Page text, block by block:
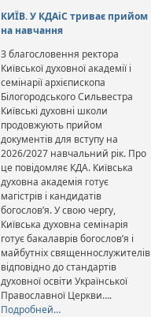
КИЇВ. У КДАіС триває прийом
на навчання
З благословення ректора
Київської духовної академії і
семінарії архієпископа
Білогородського Сильвестра
Київські духовні школи
продовжують прийом
документів для вступу на
2026/2027 навчальний рік. Про
це повідомляє КДА. Київська
духовна академія готує
магістрів і кандидатів
богослов’я. У свою чергу,
Київська духовна семінарія
готує бакалаврів богослов’я і
майбутніх священнослужителів
відповідно до стандартів
духовної освіти Української
Православної Церкви….
Подробней…